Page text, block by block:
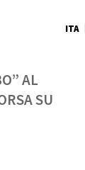
ITA
AL
SU